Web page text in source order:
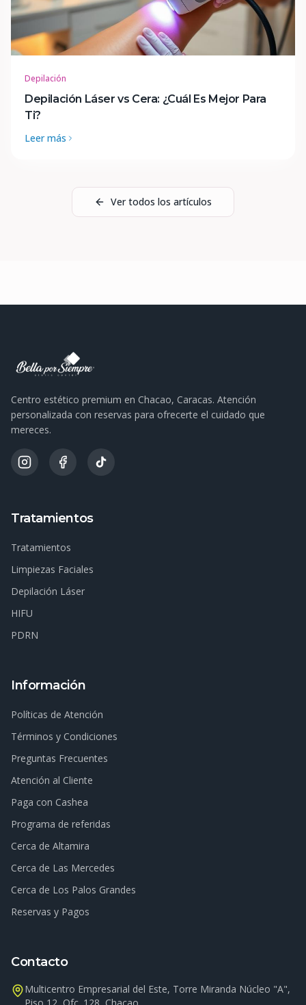
Depilación
Depilación Láser vs Cera: ¿Cuál Es Mejor Para
Ti?
Leer más
Ver todos los artículos
Centro estético premium en Chacao, Caracas. Atención
personalizada con reservas para ofrecerte el cuidado que
mereces.
Tratamientos
Tratamientos
Limpiezas Faciales
Depilación Láser
HIFU
PDRN
Información
Políticas de Atención
Términos y Condiciones
Preguntas Frecuentes
Atención al Cliente
Paga con Cashea
Programa de referidas
Cerca de Altamira
Cerca de Las Mercedes
Cerca de Los Palos Grandes
Reservas y Pagos
Contacto
Multicentro Empresarial del Este, Torre Miranda Núcleo "A",